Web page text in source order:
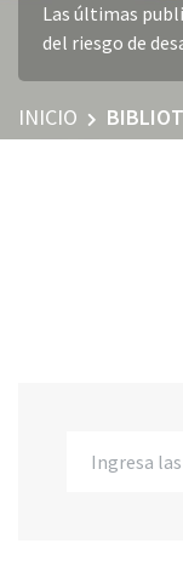
Las últimas
del riesgo de
INICIO